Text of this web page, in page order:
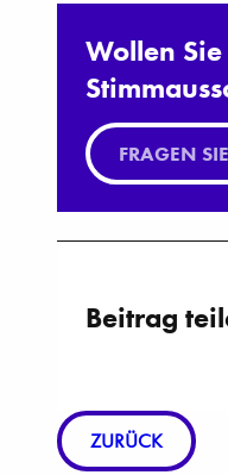
Wollen
FRAGEN
Beitrag
ZURÜCK